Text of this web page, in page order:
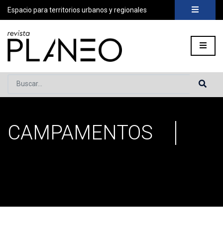
Espacio para territorios urbanos y regionales
Buscar...
Portada » Campamentos
CAMPAMENTOS